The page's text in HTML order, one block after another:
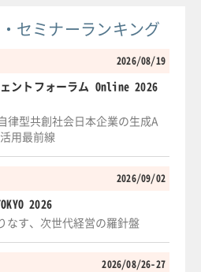
セミナーランキング
2026/08/19
ントフォーラム Online 2026
律型共創社会日本企業の生成A
用最前線
2026/09/02
2026
なす、次世代経営の羅針盤
2026/08/26-27